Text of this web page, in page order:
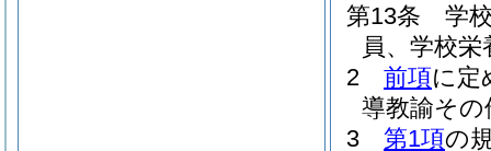
第13条
学
員、学校
2
前項に定
導教諭そ
3
第1項の